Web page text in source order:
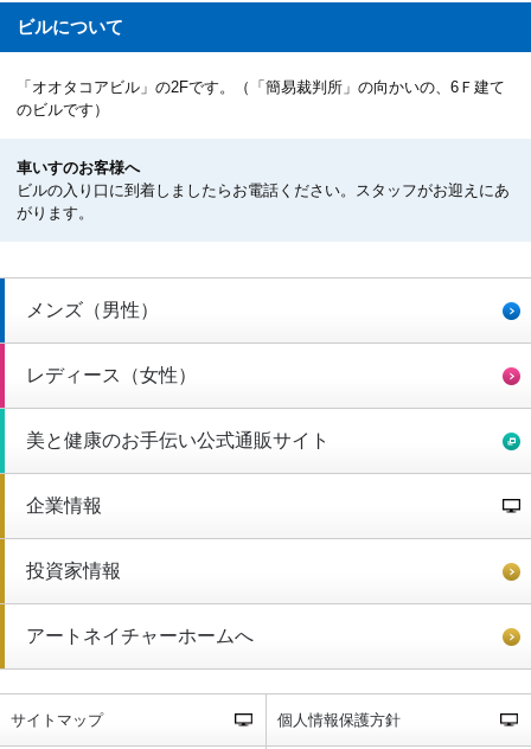
ビルについて
「オオタコアビル」の2Fです。（「簡易裁判所」の向かいの、6Ｆ建て
のビルです）
車いすのお客様へ
ビルの入り口に到着しましたらお電話ください。スタッフがお迎えにあ
がります。
メンズ（男性）
レディース（女性）
美と健康のお手伝い公式通販サイト
企業情報
投資家情報
アートネイチャーホームへ
サイトマップ 個人情報保護方針